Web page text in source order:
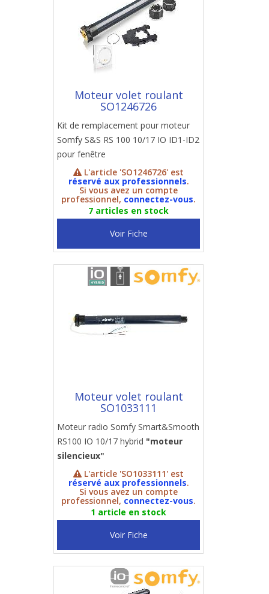
Moteur volet roulant
SO1246726
Kit de remplacement pour moteur
Somfy S&S RS 100 10/17 IO ID1-ID2
pour fenêtre
L'article 'SO1246726' est
réservé aux professionnels.
Si vous avez un compte
professionnel, connectez-vous.
7 articles en stock
Voir Fiche
Moteur volet roulant
SO1033111
Moteur radio Somfy Smart&Smooth
RS100 IO 10/17 hybrid "moteur
silencieux"
L'article 'SO1033111' est
réservé aux professionnels.
Si vous avez un compte
professionnel, connectez-vous.
1 article en stock
Voir Fiche